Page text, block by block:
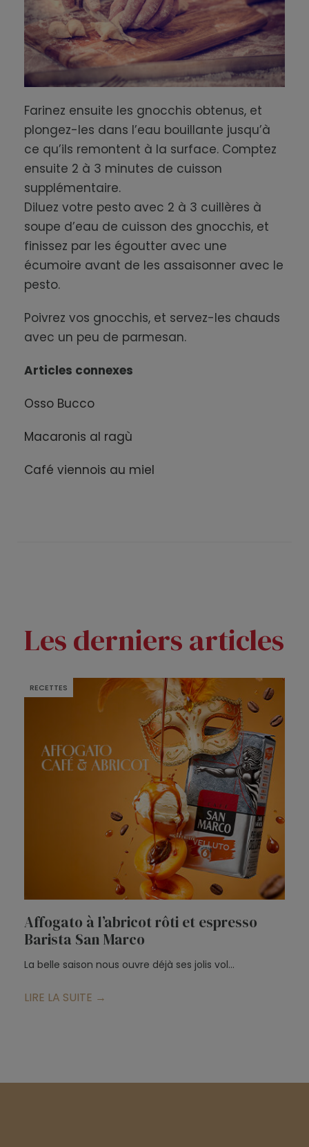
Farinez ensuite les gnocchis obtenus, et
plongez-les dans l’eau bouillante jusqu’à
ce qu’ils remontent à la surface. Comptez
ensuite 2 à 3 minutes de cuisson
supplémentaire.
Diluez votre pesto avec 2 à 3 cuillères à
soupe d’eau de cuisson des gnocchis, et
finissez par les égoutter avec une
écumoire avant de les assaisonner avec le
pesto.
Poivrez vos gnocchis, et servez-les chauds
avec un peu de parmesan.
Articles connexes
Osso Bucco
Macaronis al ragù
Café viennois au miel
Les derniers articles
RECETTES
Affogato à l’abricot rôti et espresso
Barista San Marco
La belle saison nous ouvre déjà ses jolis vol...
LIRE LA SUITE →